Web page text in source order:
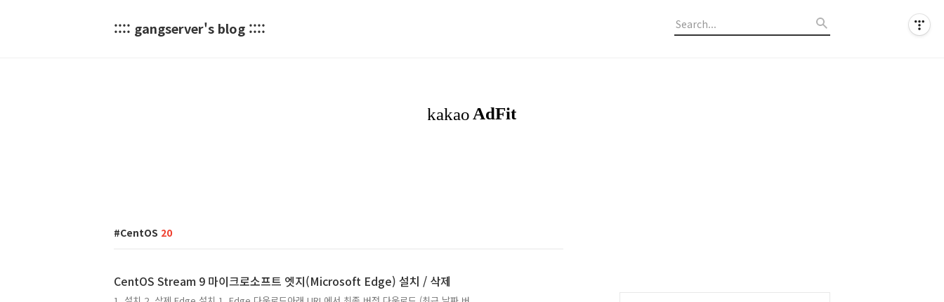
:::: gangserver's blog ::::
CentOS 20
CentOS Stream 9 마이크로소프트 엣지(Microsoft Edge) 설치 / 삭제